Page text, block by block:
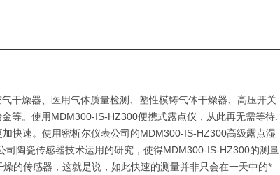
干燥器、医用气体质量检测、塑性模铸气体干燥器、高压开关
等。 使用MDM300-IS-HZ300便携式露点仪，从此再无需等待.
快速。使用密析尔仪表公司的MDM300-IS-HZ300高级露点湿
司陶瓷传感器技术运用的研究，使得MDM300-IS-HZ300的测量
的传感器，这就是说，如此快速的测量并非只会在一天中的*